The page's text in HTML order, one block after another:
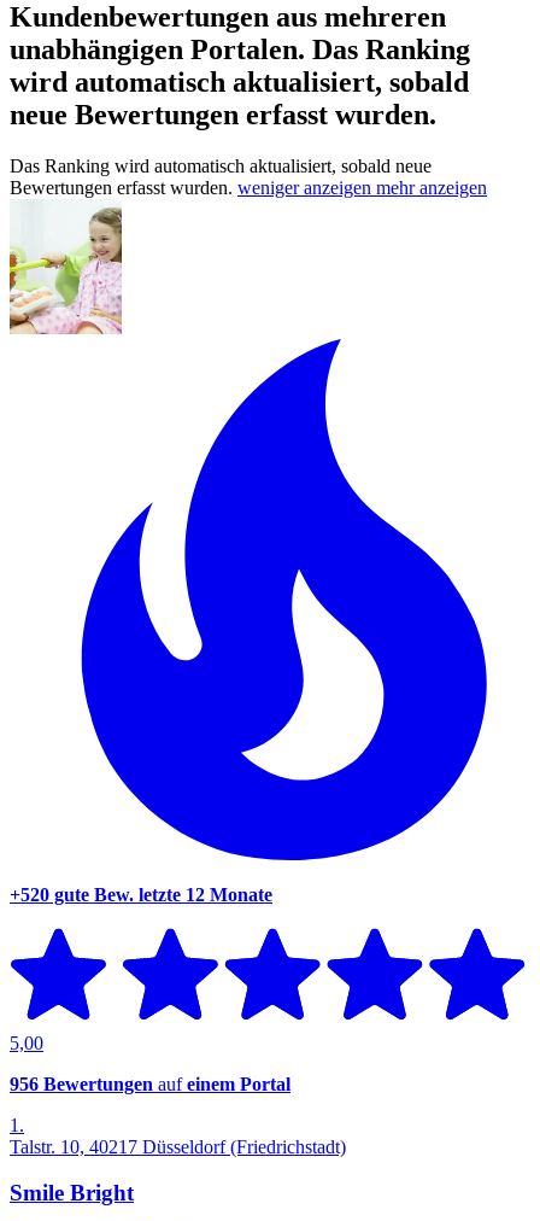
Kundenbewertungen aus mehreren
unabhängigen Portalen. Das Ranking
wird automatisch aktualisiert, sobald
neue Bewertungen erfasst wurden.
Das Ranking wird automatisch aktualisiert, sobald neue
Bewertungen erfasst wurden. weniger anzeigen mehr anzeigen
+520 gute Bew. letzte 12 Monate
5,00
956 Bewertungen aufeinem Portal
1.
Talstr. 10, 40217 Düsseldorf (Friedrichstadt)
Smile Bright